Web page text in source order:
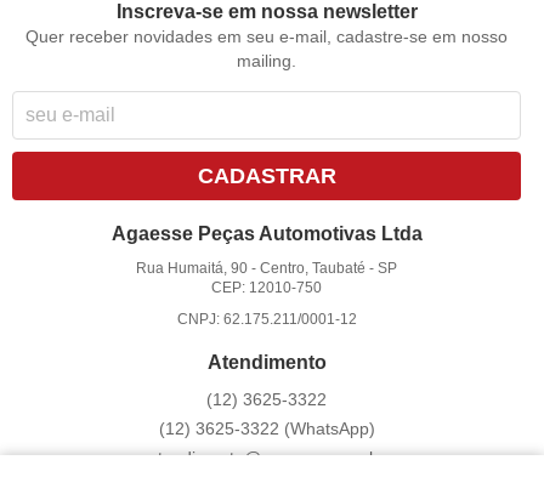
Inscreva-se em nossa newsletter
Quer receber novidades em seu e-mail, cadastre-se em nosso
mailing.
CADASTRAR
Agaesse Peças Automotivas Ltda
Rua Humaitá, 90 -Centro, Taubaté -SP
CEP: 12010-750
CNPJ: 62.175.211/0001-12
Atendimento
(12) 3625-3322
(12) 3625-3322 (WhatsApp)
atendimento@agaesse.com.br